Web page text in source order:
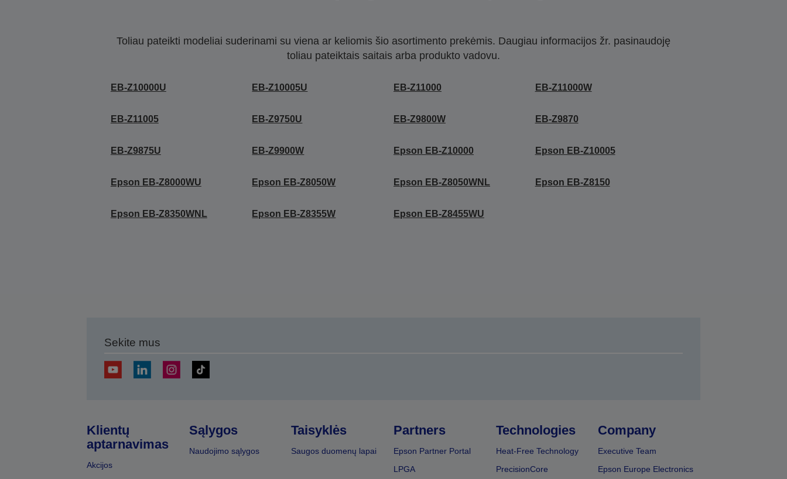
Toliau pateikti modeliai suderinami su viena ar keliomis šio asortimento prekėmis. Daugiau informacijos žr. pasinaudoję
toliau pateiktais saitais arba produkto vadovu.
EB-Z10000U EB-Z10005U EB-Z11000 EB-Z11000W
EB-Z11005 EB-Z9750U EB-Z9800W EB-Z9870
EB-Z9875U EB-Z9900W Epson EB-Z10000 Epson EB-Z10005
Epson EB-Z8000WU Epson EB-Z8050W Epson EB-Z8050WNL Epson EB-Z8150
Epson EB-Z8350WNL Epson EB-Z8355W Epson EB-Z8455WU
Sekite mus
Klientų
aptarnavimas
Akcijos
Sąlygos
Naudojimo sąlygos
Taisyklės
Saugos duomenų lapai
Partners
Epson Partner Portal
LPGA
Technologies
Heat-Free Technology
PrecisionCore
Company
Executive Team
Epson Europe Electronics